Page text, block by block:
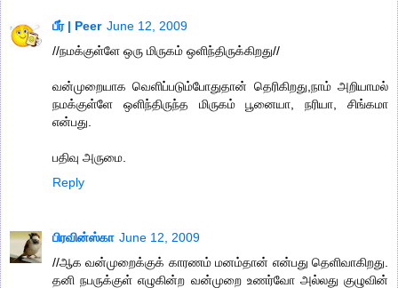
பீர் | Peer June 12, 2009
//நமக்குள்ளே ஒரு மிருகம் ஒளிந்திருக்கிறது//
வன்முறையாக வெளிப்படும்போதுதான் தெரிகிறது,நாம் அறியாமல்
நமக்குள்ளே ஒளிந்திருந்த மிருகம் பூனையா, நரியா, சிங்கமா
என்பது.
பதிவு அருமை.
Reply
பிரவின்ஸ்கா June 12, 2009
//ஆக வன்முறைக்குக் காரணம் மனம்தான் என்பது தெளிவாகிறது.
தனி நபருக்குள் எழுகின்ற வன்முறை உணர்வோ அல்லது குழுவின்